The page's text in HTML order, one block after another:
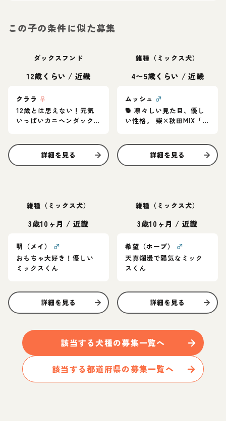
この子の条件に似た募集
ダックスフンド
12歳くらい / 近畿
クララ ♀
12歳とは思えない！元気
いっぱいカニヘンダック
詳細を見る
雑種（ミックス犬）
4〜5歳くらい / 近畿
ムッシュ ♂
🐕 凛々しい見た目、優し
い性格。 柴×秋田MIX「ム
詳細を見る
雑種（ミックス犬）
3歳10ヶ月 / 近畿
明（メイ）
♂
おもちゃ大好き！優しい
ミックスくん
詳細を見る
雑種（ミックス犬）
3歳10ヶ月 / 近畿
希望（ホープ）
♂
天真爛漫で陽気なミック
スくん
詳細を見る
該当する犬種の募集一覧へ
該当する都道府県の募集一覧へ